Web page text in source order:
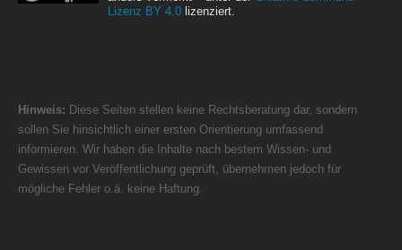
Lizenz BY 4.0 lizenziert.
Hinweis: Diese Seiten stellen keine Rechtsberatung dar, sondern
sollen Sie hinsichtlich einer ersten Orientierung umfassend
informieren. Wir haben die Inhalte nach bestem Wissen- und
Gewissen vor Veröffentlichung geprüft, übernehmen jedoch für
mögliche Fehler o.ä. keine Haftung.